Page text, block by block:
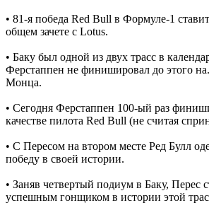
• 81-я победа Red Bull в Формуле-1
общем зачете с Lotus.
• Баку был одной из двух трасс в
Ферстаппен не финишировал до этого
Монца.
• Сегодня Ферстаппен 100-ый раз
качестве пилота Red Bull (не считая
• С Пересом на втором месте Ред Булл
победу в своей истории.
• Заняв четвертый подиум в Баку, Перес
успешным гонщиком в истории этой